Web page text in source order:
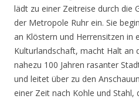
lädt zu einer Zeitreise durch die
der Metropole Ruhr ein. Sie
an Klöstern und Herrensitzen in
Kulturlandschaft, macht Halt an
nahezu 100 Jahren rasanter
und leitet über zu den
einer Zeit nach Kohle und Stahl,